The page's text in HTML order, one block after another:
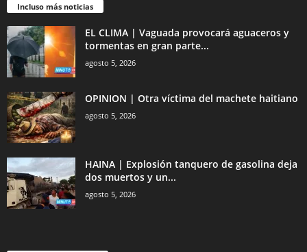
Incluso más noticias
EL CLIMA | Vaguada provocará aguaceros y
tormentas en gran parte...
agosto 5, 2026
OPINION | Otra víctima del machete haitiano
agosto 5, 2026
HAINA | Explosión tanquero de gasolina deja
dos muertos y un...
agosto 5, 2026